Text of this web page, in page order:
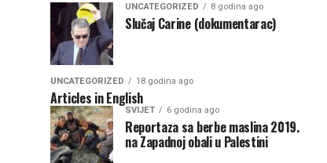
UNCATEGORIZED 8 godina ago
Slučaj Carine (dokumentarac)
UNCATEGORIZED 18 godina ago
Articles in English
SVIJET 6 godina ago
Reportaza sa berbe maslina 2019.
na Zapadnoj obali u Palestini